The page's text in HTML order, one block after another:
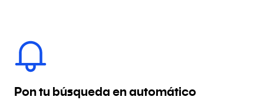
Pon tu búsqueda en automático